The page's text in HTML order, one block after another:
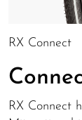
RX Connect
RX Connect